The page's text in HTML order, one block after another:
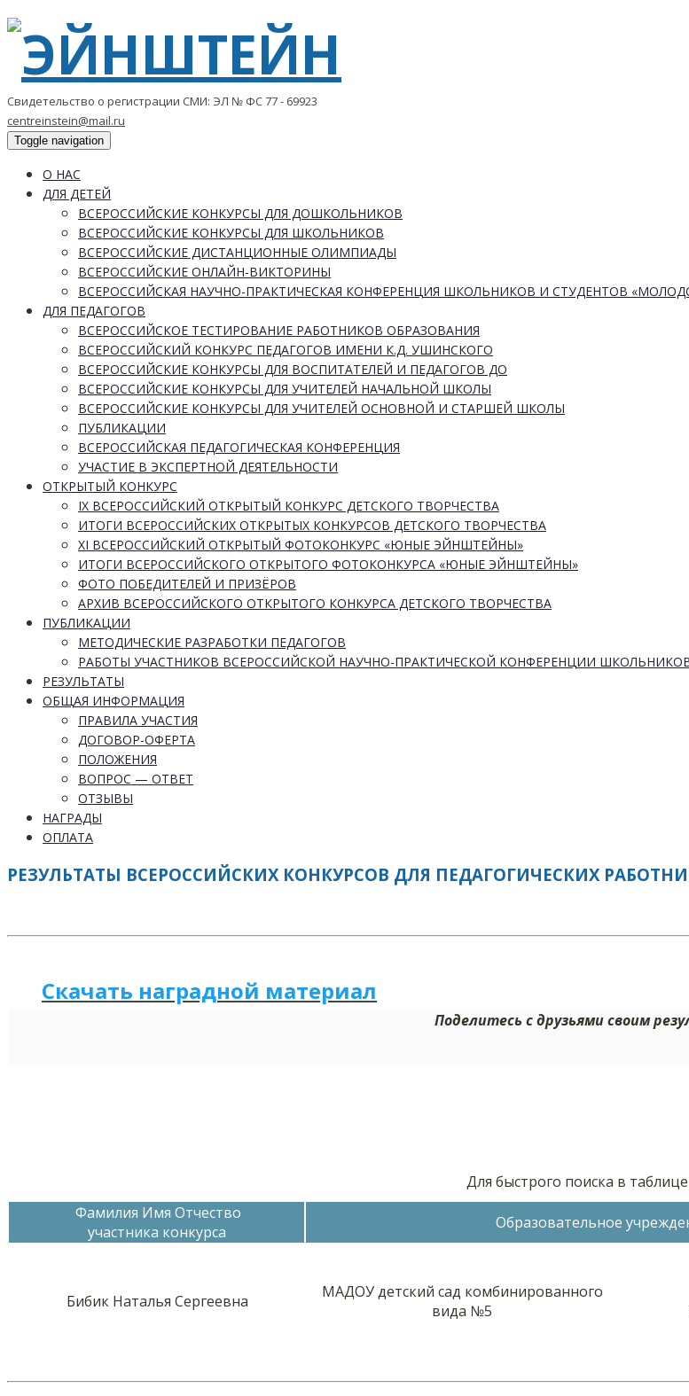
Свидетельство о регистрации СМИ: ЭЛ № ФС 77 - 69923
centreinstein@mail.ru
Toggle navigation
О НАС
ДЛЯ ДЕТЕЙ
ВСЕРОССИЙСКИЕ КОНКУРСЫ ДЛЯ ДОШКОЛЬНИКОВ
ВСЕРОССИЙСКИЕ КОНКУРСЫ ДЛЯ ШКОЛЬНИКОВ
ВСЕРОССИЙСКИЕ ДИСТАНЦИОННЫЕ ОЛИМПИАДЫ
ВСЕРОССИЙСКИЕ ОНЛАЙН-ВИКТОРИНЫ
ВСЕРОССИЙСКАЯ НАУЧНО-ПРАКТИЧЕСКАЯ КОНФЕРЕНЦИЯ ШКОЛЬНИКОВ И СТУДЕНТОВ
ДЛЯ ПЕДАГОГОВ
ВСЕРОССИЙСКОЕ ТЕСТИРОВАНИЕ РАБОТНИКОВ ОБРАЗОВАНИЯ
ВСЕРОССИЙСКИЙ КОНКУРС ПЕДАГОГОВ ИМЕНИ К.Д. УШИНСКОГО
ВСЕРОССИЙСКИЕ КОНКУРСЫ ДЛЯ ВОСПИТАТЕЛЕЙ И ПЕДАГОГОВ ДО
ВСЕРОССИЙСКИЕ КОНКУРСЫ ДЛЯ УЧИТЕЛЕЙ НАЧАЛЬНОЙ ШКОЛЫ
ВСЕРОССИЙСКИЕ КОНКУРСЫ ДЛЯ УЧИТЕЛЕЙ ОСНОВНОЙ И СТАРШЕЙ ШКОЛЫ
ПУБЛИКАЦИИ
ВСЕРОССИЙСКАЯ ПЕДАГОГИЧЕСКАЯ КОНФЕРЕНЦИЯ
УЧАСТИЕ В ЭКСПЕРТНОЙ ДЕЯТЕЛЬНОСТИ
ОТКРЫТЫЙ КОНКУРС
IX ВСЕРОССИЙСКИЙ ОТКРЫТЫЙ КОНКУРС ДЕТСКОГО ТВОРЧЕСТВА
ИТОГИ ВСЕРОССИЙСКИХ ОТКРЫТЫХ КОНКУРСОВ ДЕТСКОГО ТВОРЧЕСТВА
XI ВСЕРОССИЙСКИЙ ОТКРЫТЫЙ ФОТОКОНКУРС «ЮНЫЕ ЭЙНШТЕЙНЫ»
ИТОГИ ВСЕРОССИЙСКОГО ОТКРЫТОГО ФОТОКОНКУРСА «ЮНЫЕ ЭЙНШТЕЙНЫ»
ФОТО ПОБЕДИТЕЛЕЙ И ПРИЗЁРОВ
АРХИВ ВСЕРОССИЙСКОГО ОТКРЫТОГО КОНКУРСА ДЕТСКОГО ТВОРЧЕСТВА
ПУБЛИКАЦИИ
МЕТОДИЧЕСКИЕ РАЗРАБОТКИ ПЕДАГОГОВ
РАБОТЫ УЧАСТНИКОВ ВСЕРОССИЙСКОЙ НАУЧНО-ПРАКТИЧЕСКОЙ КОНФЕРЕНЦИИ
РЕЗУЛЬТАТЫ
ОБЩАЯ ИНФОРМАЦИЯ
ПРАВИЛА УЧАСТИЯ
ДОГОВОР-ОФЕРТА
ПОЛОЖЕНИЯ
ВОПРОС — ОТВЕТ
ОТЗЫВЫ
НАГРАДЫ
ОПЛАТА
РЕЗУЛЬТАТЫ ВСЕРОССИЙСКИХ КОНКУРСОВ ДЛЯ ПЕДАГОГИЧЕСКИХ
Скачать наградной материал
Поделитесь с друзьями своим
Для быстрого поиска в
Фамилия Имя Отчество
участника конкурса
Образовательное
Бибик Наталья Сергеевна
МАДОУ детский сад комбинированного
вида №5